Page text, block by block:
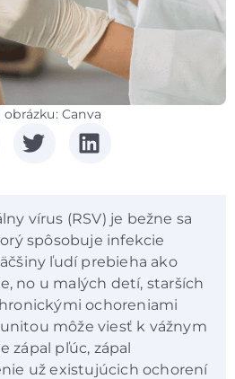
Canva
vírus (RSV) je bežne sa
spôsobuje infekcie
ľudí prebieha ako
no u malých detí, starších
ochoreniami
môže viesť k vážnym
zápal pľúc, zápal
už existujúcich ochorení